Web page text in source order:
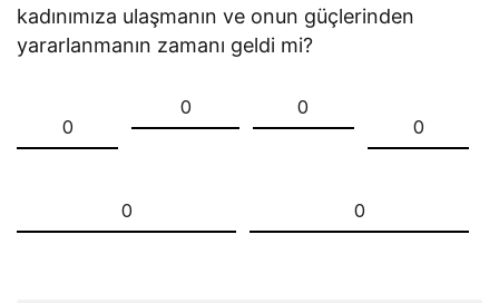
kadınımıza ulaşmanın ve onun güçlerinden
yararlanmanın zamanı geldi mi?
0
0
0
0
0 0